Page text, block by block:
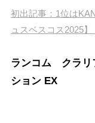
初出記事：1位は
ュスベスコス2025】
ランコム クラリ
ション EX